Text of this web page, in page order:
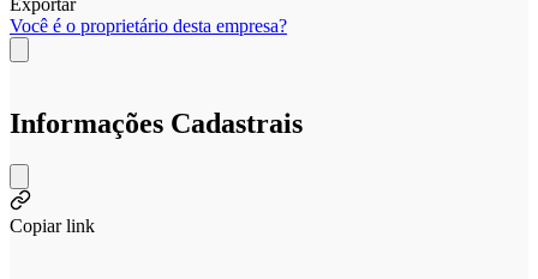
Exportar
Você é o proprietário desta empresa?
Informações Cadastrais
Copiar link